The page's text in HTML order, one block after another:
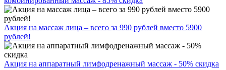
Акция на массаж лица – всего за 990 рублей вместо 5900
рублей!
Акция на аппаратный лимфодренажный массаж - 50% скидка